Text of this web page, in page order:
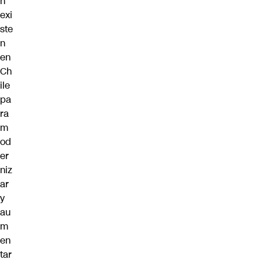
exi
ste
n
en
Ch
ile
pa
ra
m
od
er
niz
ar
y
au
m
en
tar